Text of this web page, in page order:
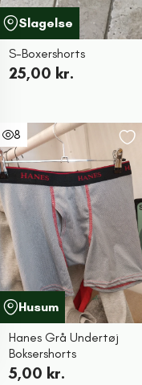
Slagelse
S-Boxershorts
25,00 kr.
8
Husum
Hanes Grå Undertøj
Boksershorts
5,00 kr.